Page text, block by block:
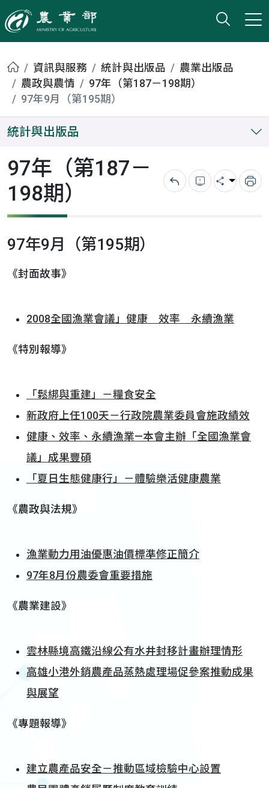
農業部
打開
小版
首頁資訊與服務 統計與出版品
農業出版品
農政與農情
97年（第187－198期）
97年9月（第195期）
統計與出版品
97年（第187－
198期）
回上一頁錯誤回報
分享 列
97年9月（第195期）
《封面故事》
2008全國漁業會議」健康 效率 永續漁業
《特別報導》
「鬆綁與重建」－糧食安全
新政府上任100天－行政院農業委員會施政績效
健康、效率、永續漁業—本會主辦「全國漁業會
議」成果豐碩
「夏日生態健康行」－體驗樂活健康農業
《農政與法規》
漁業動力用油優惠油價標準修正簡介
97年8月份農委會重要措施
《農業建設》
雲林縣境高鐵沿線公有水井封移計畫辦理情形
高雄小港外銷農產品蒸熱處理場促參案推動成果
與展望
《專題報導》
建立農產品安全－推動區域檢驗中心設置